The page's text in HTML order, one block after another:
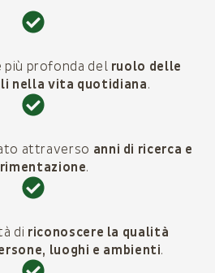
più profonda del ruolo delle
nella vita quotidiana.
attraverso anni di ricerca e
.
di riconoscere la qualità
luoghi e ambienti.